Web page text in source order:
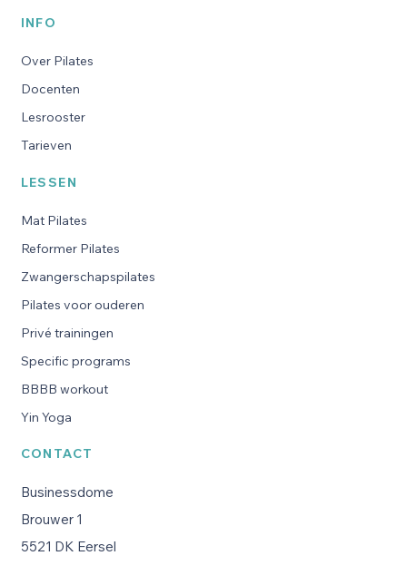
INFO
Over Pilates
Docenten
Lesrooster
Tarieven
LESSEN
Mat Pilates
Reformer Pilates
Zwangerschapspilates
Pilates voor ouderen
Privé trainingen
Specific programs
BBBB workout
Yin Yoga
CONTACT
Businessdome
Brouwer 1
5521 DK Eersel